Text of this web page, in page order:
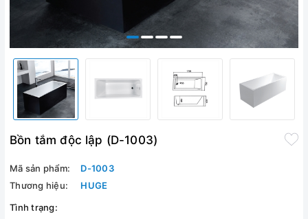
Bồn tắm độc lập (D-1003)
Mã sản phẩm:
D-1003
Thương hiệu:
HUGE
Tình trạng: